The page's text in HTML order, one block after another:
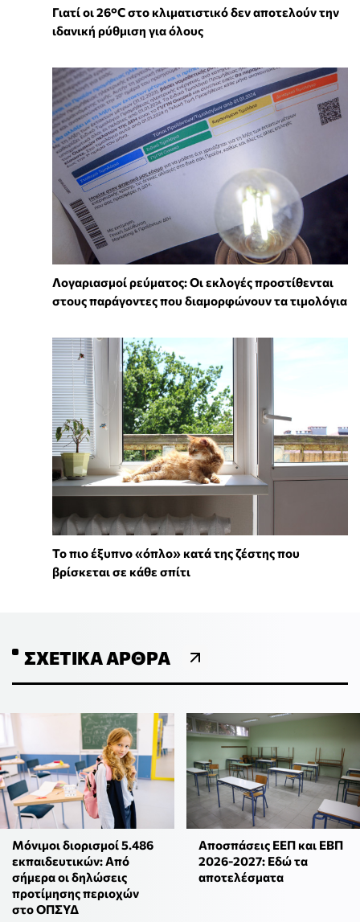
Γιατί οι 26°C στο κλιματιστικό δεν αποτελούν την
ιδανική ρύθμιση για όλους
Λογαριασμοί ρεύματος: Οι εκλογές προστίθενται
στους παράγοντες που διαμορφώνουν τα τιμολόγια
To πιο έξυπνο «όπλο» κατά της ζέστης που
βρίσκεται σε κάθε σπίτι
ΣΧΕΤΙΚΆ ΆΡΘΡΑ
Μόνιμοι διορισμοί 5.486
εκπαιδευτικών: Από
σήμερα οι δηλώσεις
προτίμησης περιοχών
στο ΟΠΣΥΔ
Αποσπάσεις ΕΕΠ και ΕΒΠ
2026-2027: Εδώ τα
αποτελέσματα